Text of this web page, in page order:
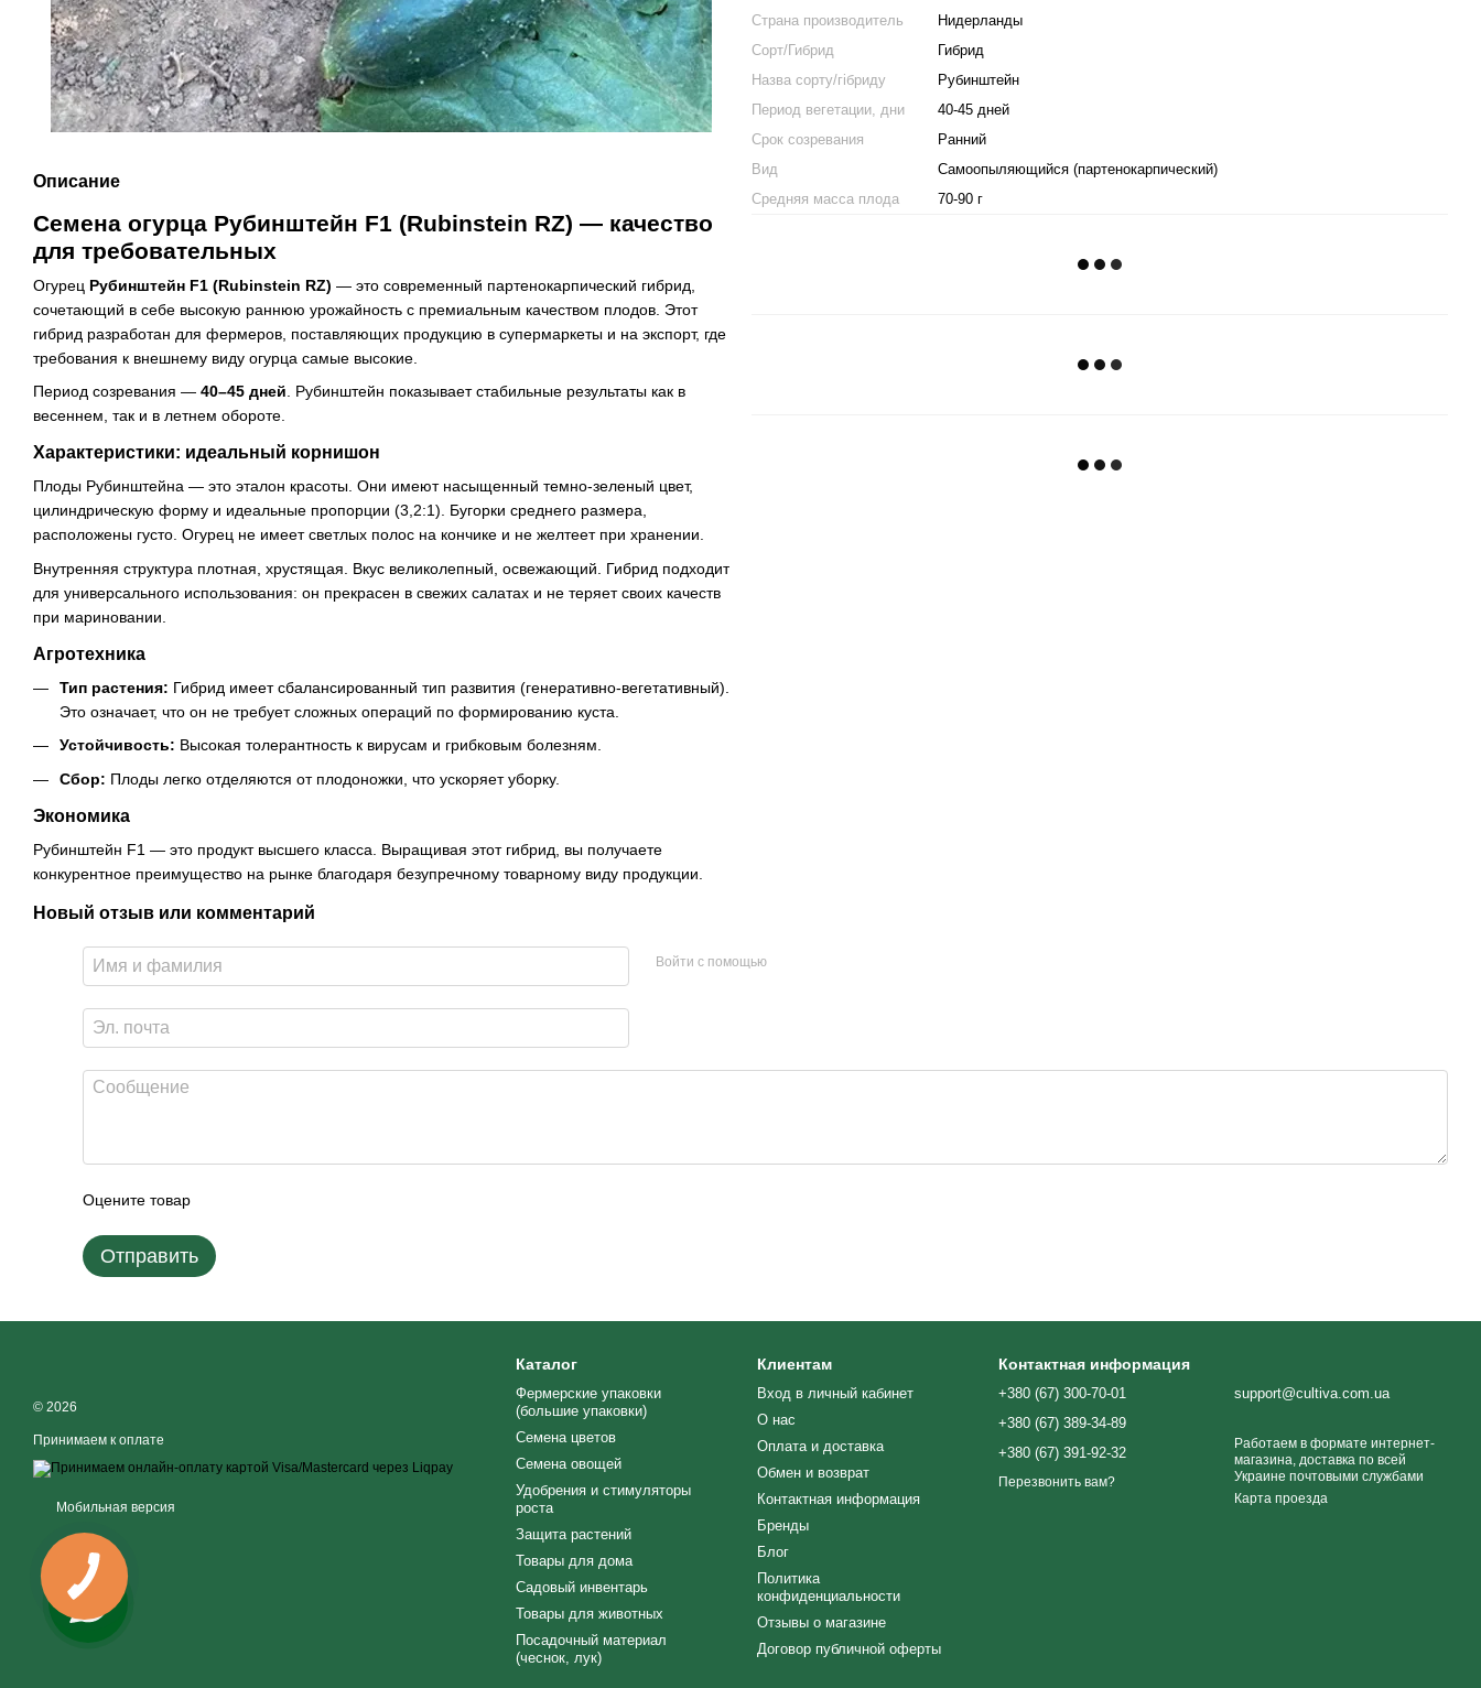
Описание
Семена огурца Рубинштейн F1 (Rubinstein RZ) — качество
для требовательных
Огурец Рубинштейн F1 (Rubinstein RZ) — это современный партенокарпический гибрид,
сочетающий в себе высокую раннюю урожайность с премиальным качеством плодов. Этот
гибрид разработан для фермеров, поставляющих продукцию в супермаркеты и на экспорт, где
требования к внешнему виду огурца самые высокие.
Период созревания — 40–45 дней. Рубинштейн показывает стабильные результаты как в
весеннем, так и в летнем обороте.
Характеристики: идеальный корнишон
Плоды Рубинштейна — это эталон красоты. Они имеют насыщенный темно-зеленый цвет,
цилиндрическую форму и идеальные пропорции (3,2:1). Бугорки среднего размера,
расположены густо. Огурец не имеет светлых полос на кончике и не желтеет при хранении.
Внутренняя структура плотная, хрустящая. Вкус великолепный, освежающий. Гибрид подходит
для универсального использования: он прекрасен в свежих салатах и не теряет своих качеств
при мариновании.
Агротехника
Тип растения: Гибрид имеет сбалансированный тип развития (генеративно-вегетативный).
Это означает, что он не требует сложных операций по формированию куста.
Устойчивость: Высокая толерантность к вирусам и грибковым болезням.
Сбор: Плоды легко отделяются от плодоножки, что ускоряет уборку.
Экономика
Рубинштейн F1 — это продукт высшего класса. Выращивая этот гибрид, вы получаете
конкурентное преимущество на рынке благодаря безупречному товарному виду продукции.
Страна производитель
Нидерланды
Сорт/Гибрид
Гибрид
Назва сорту/гібриду
Рубинштейн
Период вегетации, дни
40-45 дней
Срок созревания
Ранний
Вид
Самоопыляющийся (партенокарпический)
Средняя масса плода
70-90 г
Новый отзыв или комментарий
Войти с помощью
Оцените товар
Отправить
© 2026
Принимаем к оплате
Мобильная версия
Каталог
Фермерские упаковки
(большие упаковки)
Семена цветов
Семена овощей
Удобрения и стимуляторы
роста
Защита растений
Товары для дома
Cадовый инвентарь
Товары для животных
Посадочный материал
(чеснок, лук)
Клиентам
Вход в личный кабинет
О нас
Оплата и доставка
Обмен и возврат
Контактная информация
Бренды
Блог
Политика
конфиденциальности
Отзывы о магазине
Договор публичной оферты
Контактная информация
+380 (67) 300-70-01
+380 (67) 389-34-89
+380 (67) 391-92-32
Перезвонить вам?
support@cultiva.com.ua
Работаем в формате интернет-
магазина, доставка по всей
Украине почтовыми службами
Карта проезда